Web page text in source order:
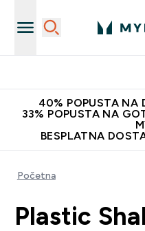
40% POPUSTA NA
33% POPUSTA NA
BESPLATNA
Početna
Plastic